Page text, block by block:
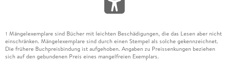
1 Mängelexemplare sind Bücher mit leichten Beschädigungen, die das Lesen aber nicht
einschränken. Mängelexemplare sind durch einen Stempel als solche gekennzeichnet.
Die frühere Buchpreisbindung ist aufgehoben. Angaben zu Preissenkungen beziehen
sich auf den gebundenen Preis eines mangelfreien Exemplars.